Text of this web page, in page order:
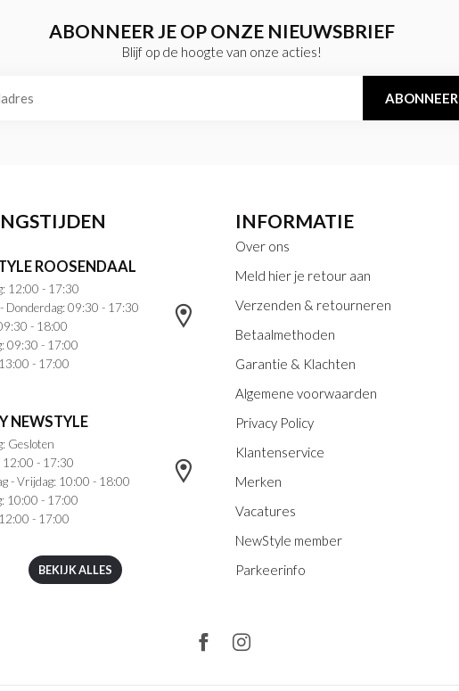
ABONNEER JE OP ONZE NIEUWSBRIEF
Blijf op de hoogte van onze acties!
ABONNEER
ROOSENDAAL
12:00 - 17:30
Donderdag: 09:30 - 17:30
- 18:00
09:30 - 17:00
- 17:00
NEWSTYLE
Gesloten
12:00 - 17:30
- Vrijdag: 10:00 - 18:00
10:00 - 17:00
- 17:00
BEKIJK ALLES
INFORMATIE
Over ons
Meld hier je retour aan
Verzenden & retourneren
Betaalmethoden
Garantie & Klachten
Algemene voorwaarden
Privacy Policy
Klantenservice
Merken
Vacatures
NewStyle member
Parkeerinfo